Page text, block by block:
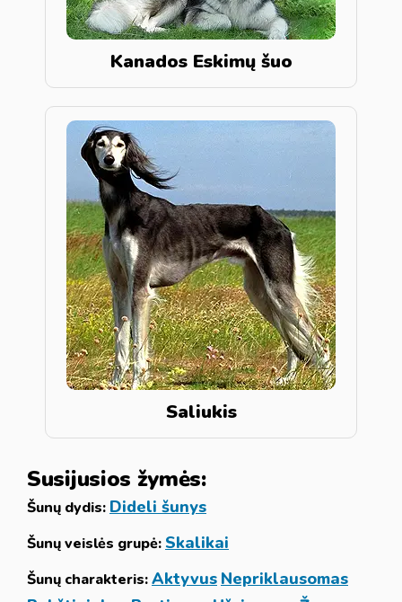
Kanados Eskimų šuo
Saliukis
Susijusios žymės:
Šunų dydis: Dideli šunys
Šunų veislės grupė: Skalikai
Šunų charakteris:Aktyvus Nepriklausomas